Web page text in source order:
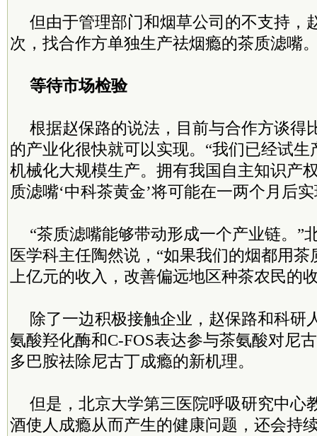
但由于管理部门和烟草公司的不支持，
次，找合作方单独生产祛烟瘾的茶质滤嘴
等待市场检验
根据赵保路的说法，目前与合作方谈得
的产业化很快就可以实现。“我们已经试
机械化大规模生产。拥有我国自主知识
质滤嘴‘中科茶黄金’将可能在一两个月后
“茶质滤嘴能够带动形成一个产业链。”
医学科主任陶然说，“如果我们的烟都用
上亿元的收入，改善偏远地区种茶农民的
除了一边积极接触企业，赵保路和科研
氨酸羟化酶和C-FOS表达参与茶氨酸对尼
多巴胺祛除尼古丁成瘾的新机理。
但是，北京大学第三医院呼吸研究中心
酒使人成瘾从而产生的健康问题，还会持